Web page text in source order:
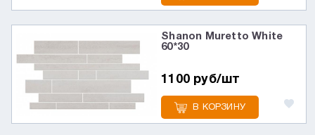
Shanon Muretto White
60*30
1100 руб/шт
В КОРЗИНУ